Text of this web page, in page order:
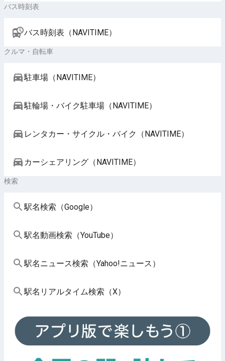
バス時刻表
バス時刻表（NAVITIME）
クルマ・自転車
駐車場（NAVITIME）
駐輪場・バイク駐車場（NAVITIME）
レンタカー・サイクル・バイク（NAVITIME）
カーシェアリング（NAVITIME）
検索
駅名検索（Google）
駅名動画検索（YouTube）
駅名ニュース検索（Yahoo!ニュース）
駅名リアルタイム検索（X）